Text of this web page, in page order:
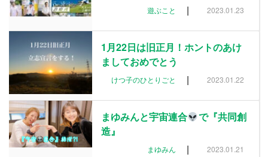
遊ぶこと | 2023.01.23
1月22日は旧正月！ホントのあけ
ましておめでとう
けつ子のひとりごと | 2023.01.22
まゆみんと宇宙連合
で『共同創
造』
まゆみん | 2023.01.21